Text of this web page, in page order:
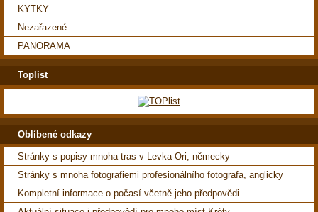
KYTKY
Nezařazené
PANORAMA
Toplist
Oblíbené odkazy
Stránky s popisy mnoha tras v Levka-Ori, německy
Stránky s mnoha fotografiemi profesionálního fotografa, anglicky
Kompletní informace o počasí včetně jeho předpovědi